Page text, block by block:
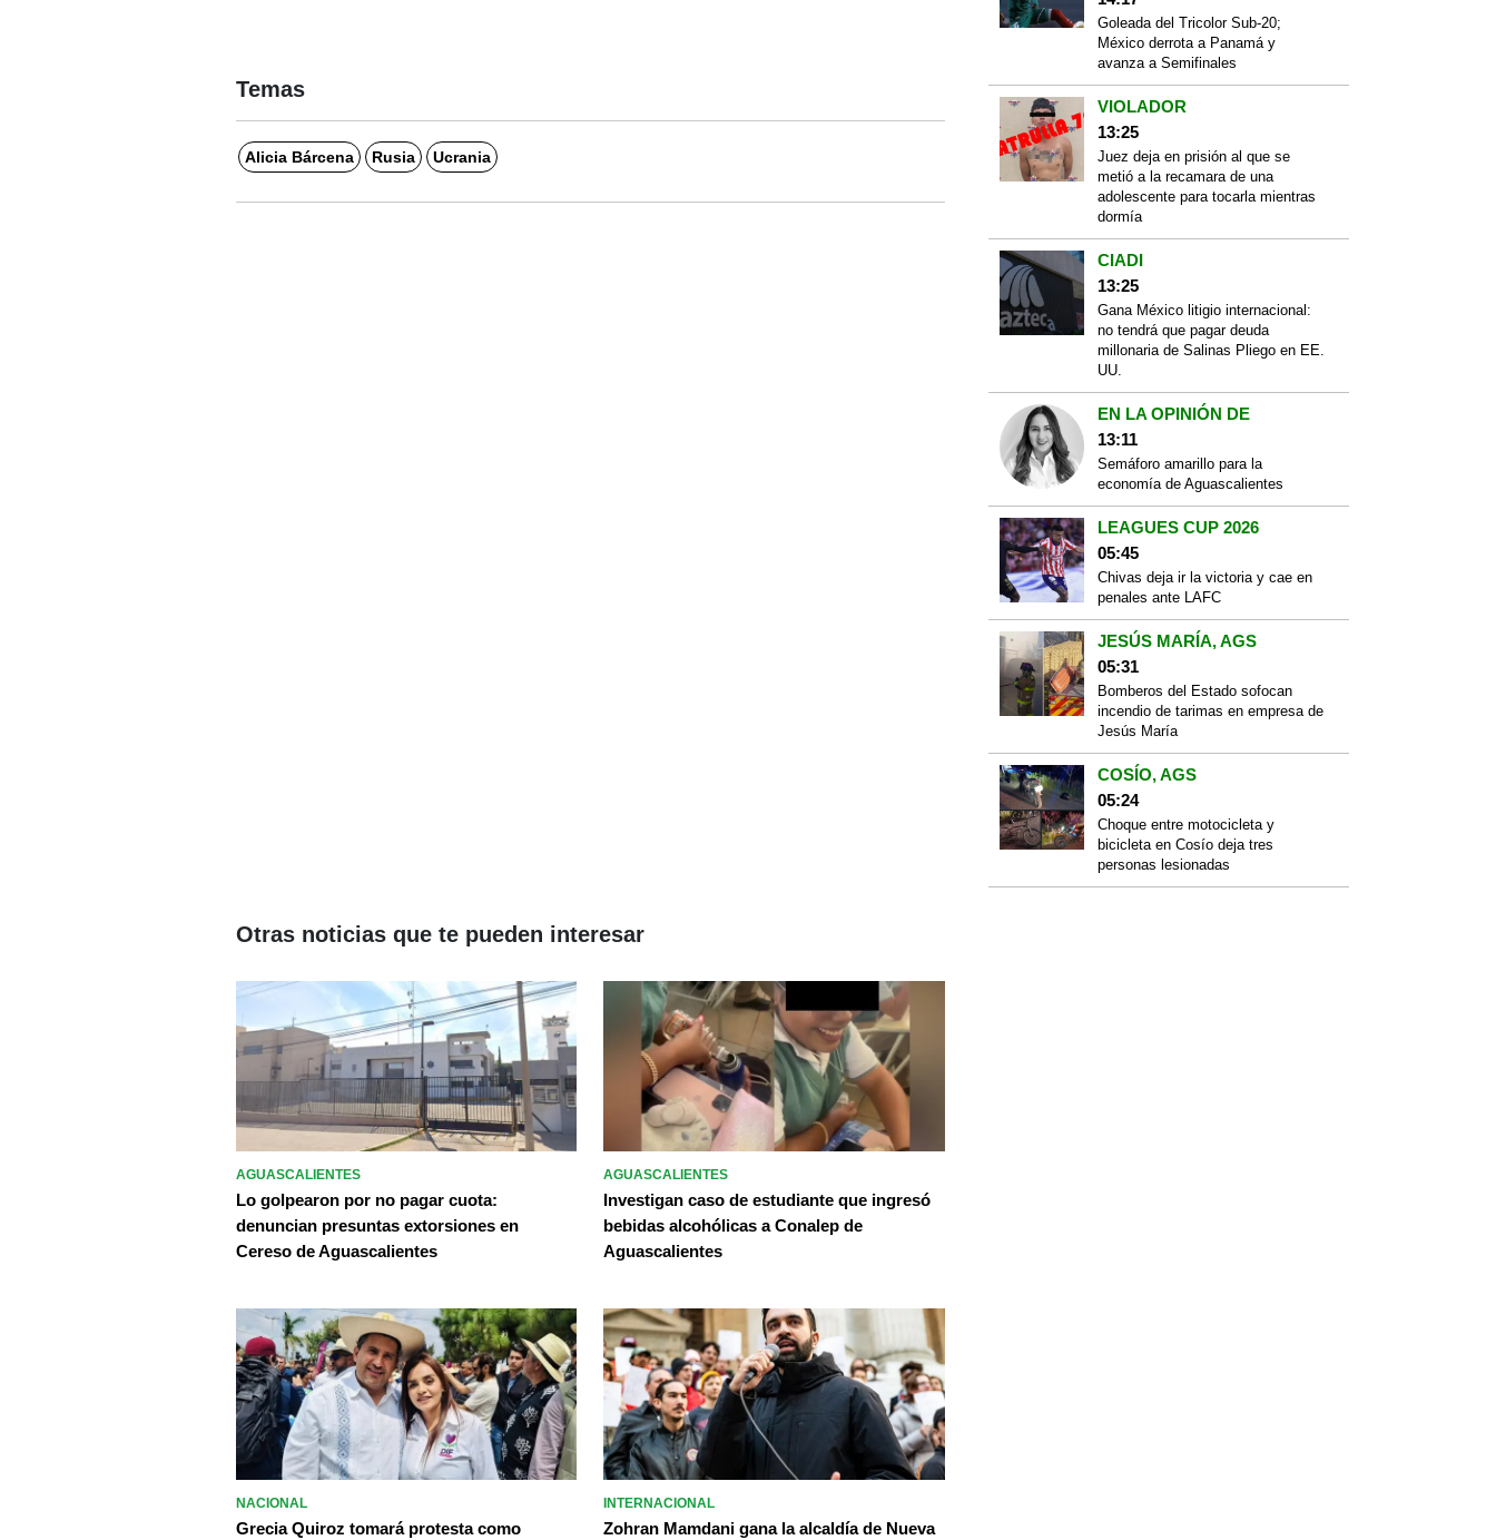
Temas
Alicia Bárcena Rusia Ucrania
Goleada del Tricolor Sub-20;
México derrota a Panamá y
avanza a Semifinales
VIOLADOR
13:25
Juez deja en prisión al que se
metió a la recamara de una
adolescente para tocarla mientras
dormía
CIADI
13:25
Gana México litigio internacional:
no tendrá que pagar deuda
millonaria de Salinas Pliego en EE.
UU.
EN LA OPINIÓN DE
13:11
Semáforo amarillo para la
economía de Aguascalientes
LEAGUES CUP 2026
05:45
Chivas deja ir la victoria y cae en
penales ante LAFC
JESÚS MARÍA, AGS
05:31
Bomberos del Estado sofocan
incendio de tarimas en empresa de
Jesús María
COSÍO, AGS
05:24
Choque entre motocicleta y
bicicleta en Cosío deja tres
personas lesionadas
Otras noticias que te pueden interesar
AGUASCALIENTES
Lo golpearon por no pagar cuota:
denuncian presuntas extorsiones en
Cereso de Aguascalientes
AGUASCALIENTES
Investigan caso de estudiante que ingresó
bebidas alcohólicas a Conalep de
Aguascalientes
NACIONAL
Grecia Quiroz tomará protesta como
INTERNACIONAL
Zohran Mamdani gana la alcaldía de Nueva